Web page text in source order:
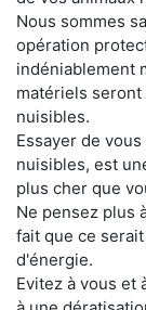
Nous sommes
opération
indéniablement
matériels seront
nuisibles.
Essayer de
nuisibles, est
plus cher que
Ne pensez plus
fait que ce
d'énergie.
Evitez à vous et